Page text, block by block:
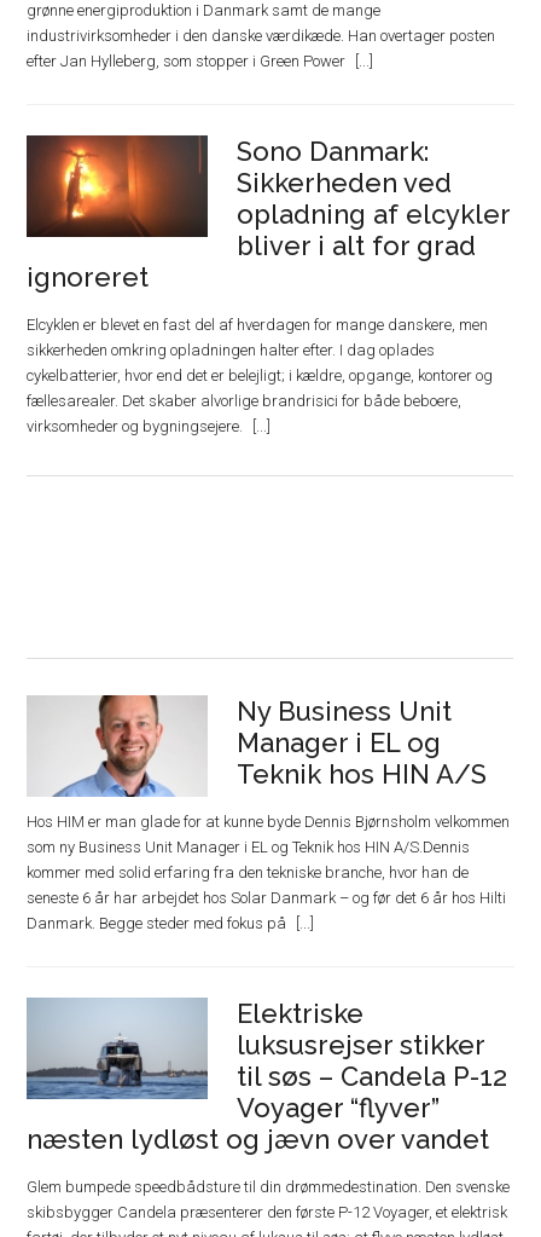
grønne energiproduktion i Danmark samt de mange
industrivirksomheder i den danske værdikæde. Han overtager posten
efter Jan Hylleberg, som stopper i Green Power
Sono Danmark:
Sikkerheden ved
opladning af elcykler
bliver i alt for grad
ignoreret
Elcyklen er blevet en fast del af hverdagen for mange danskere, men
sikkerheden omkring opladningen halter efter. I dag oplades
cykelbatterier, hvor end det er belejligt; i kældre, opgange, kontorer og
fællesarealer. Det skaber alvorlige brandrisici for både beboere,
virksomheder og bygningsejere.
Ny Business Unit
Manager i EL og
Teknik hos HIN A/S
Hos HIM er man glade for at kunne byde Dennis Bjørnsholm velkommen
som ny Business Unit Manager i EL og Teknik hos HIN A/S.Dennis
kommer med solid erfaring fra den tekniske branche, hvor han de
seneste 6 år har arbejdet hos Solar Danmark – og før det 6 år hos Hilti
Danmark. Begge steder med fokus på
Elektriske
luksusrejser stikker
til søs – Candela P-12
Voyager “flyver”
næsten lydløst og jævn over vandet
Glem bumpede speedbådsture til din drømmedestination. Den svenske
skibsbygger Candela præsenterer den første P-12 Voyager, et elektrisk